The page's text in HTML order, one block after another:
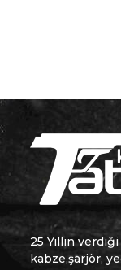
25 Yıllın
kabze,şarjör,